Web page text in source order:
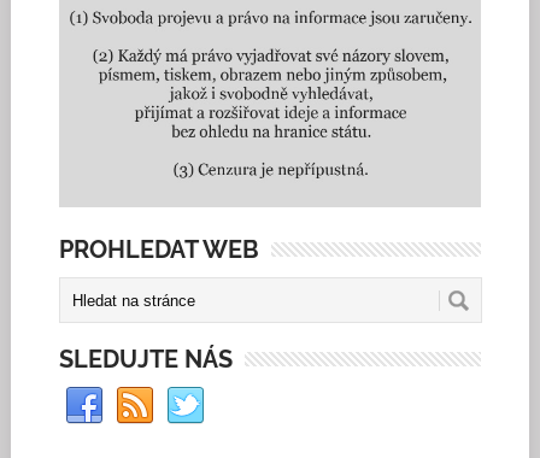
PROHLEDAT WEB
SLEDUJTE NÁS